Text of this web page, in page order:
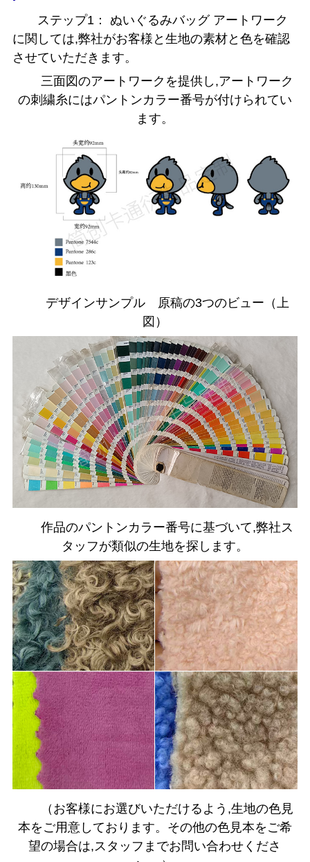
ステップ1： ぬいぐるみバッグ アートワーク
に関しては,弊社がお客様と生地の素材と色を確認
させていただきます。
三面図のアートワークを提供し,アートワーク
の刺繍糸にはパントンカラー番号が付けられてい
ます。
デザインサンプル 原稿の3つのビュー（上
図）
作品のパントンカラー番号に基づいて,弊社ス
タッフが類似の生地を探します。
（お客様にお選びいただけるよう,生地の色見
本をご用意しております。その他の色見本をご希
望の場合は,スタッフまでお問い合わせくださ